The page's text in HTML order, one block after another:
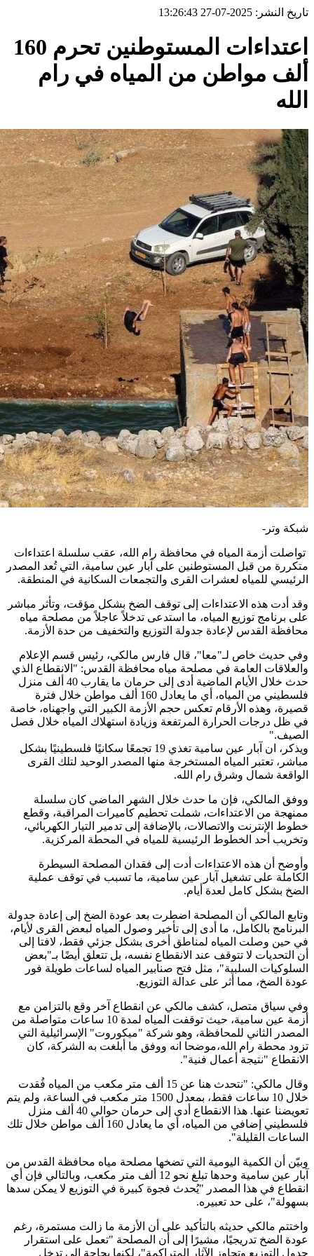
تاريخ النشر: 2025-07-27 13:26:43
اعتداءات المستوطنين تحرم 160
ألف مواطن من المياه في رام
الله
شبكة وتر-
تواصلت أزمة المياه في محافظة رام الله، عقب سلسلة اعتداءات
متكررة من قبل المستوطنين على آبار عين سامية، التي تُعد المصدر
الرئيسي للمياه لعشرات القرى والتجمعات السكانية في المنطقة.
وقد أدت هذه الاعتداءات إلى توقف الضخ بشكل مؤقت، وتأثر مباشر
على برنامج توزيع المياه، ما استدعى تدخلاً عاجلاً من مصلحة مياه
محافظة القدس لإعادة جدولة التوزيع والتخفيف من حدة الأزمة.
وفي حديث خاص لـ"معا"، قال فارس مالكي، رئيس قسم الإعلام
والعلاقات العامة في مصلحة مياه محافظة القدس: "الانقطاع الذي
حدث خلال الأيام الماضية أدى إلى حرمان ما يقارب 40 ألف منزل
فلسطيني من المياه، أي ما يعادل 160 ألف مواطن خلال فترة
قصيرة، وهذه الأرقام تعكس حجم الأزمة الكبير التي واجهناه، خاصة
في ظل درجات الحرارة المرتفعة وزيادة استهلاك المياه خلال فصل
الصيف."
ويذكر، ان آبار عين سامية تغذي 19 تجمعًا سكانيًا فلسطينيًا بشكل
مباشر، تعتبر المياه المستخرجة منها المصدر الوحيد لتلك القرى
الواقعة شمال وشرق رام الله.
ووفق المالكي، فإن ما حدث خلال الشهر الماضي كان سلسلة
ممنهجة من الاعتداءات، شملت تحطيم كاميرات المراقبة، وقطع
خطوط الإنترنت والاتصالات، بالإضافة إلى تدمير التيار الكهربائي،
وتخريب أحد الخطوط الرئيسية للمياه في المحطة المركزية.
وأوضح أن هذه الاعتداءات أدت إلى فقدان المصلحة السيطرة
الكاملة على تشغيل آبار عين سامية، ما تسبب في توقف عملية
الضخ بشكل كامل لعدة أيام.
وتابع المالكي أن المصلحة اضطرت بعد عودة الضخ إلى إعادة جدولة
البرنامج بالكامل، ما أدى إلى تأخير وصول المياه لبعض القرى لأيام،
في حين وصلت المياه لمناطق أخرى بشكل جزئي فقط، لافتا إلى
أن التحديات لا تتوقف عند الانقطاع نفسه، بل تتعلق أيضًا بـ"بعض
السلوكيات السلبية"، مثل فتح صنابير المياه لساعات طويلة فور
عودة الضخ، مما أثر على عدالة التوزيع.
وفي سياق متصل، كشف مالكي عن انقطاع آخر وقع بالتزامن مع
أزمة عين سامية، حيث توقفت المياه لمدة 10 ساعات متواصلة من
المصدر الثاني للمحافظة، وهو شركة "ميكوروت" الإسرائيلية التي
تزود محطة رام الله،موضحا انه ووفق ما أبلغت به الشركة، كان
الانقطاع "نتيجة أعمال فنية".
وقال مالكي: "نتحدث هنا عن 15 ألف متر مكعب من المياه فُقدت
خلال 10 ساعات فقط، بمعدل 1500 متر مكعب في الساعة، ولم يتم
تعويضنا عنها. هذا الانقطاع أدى إلى حرمان حوالي 40 ألف منزل
فلسطيني إضافي من المياه، أي ما يعادل 160 ألف مواطن خلال تلك
الساعات القليلة".
وبيّن أن الكمية اليومية التي تضخها مصلحة مياه محافظة القدس من
آبار عين سامية وحدها تبلغ نحو 12 ألف متر مكعب، وبالتالي فإن أي
انقطاع في هذا المصدر "يُحدث فجوة كبيرة في التوزيع لا يمكن سدها
بسهولة"، على حد تعبيره.
واختتم مالكي حديثه بالتأكيد على أن الأزمة ما زالت مستمرة، رغم
عودة الضخ تدريجيًا، مشيرًا إلى أن المصلحة "تعمل على استقرار
جدول التوزيع وتجاوز الآثار المتراكمة"، لكنها بحاجة إلى تدخل